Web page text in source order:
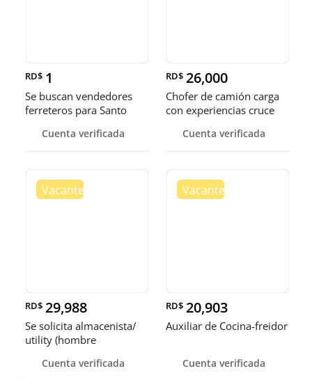
RD$ 1
Se buscan vendedores
ferreteros para Santo
Cuenta verificada
RD$ 26,000
Chofer de camión carga
con experiencias cruce
Cuenta verificada
RD$ 29,988
Se solicita almacenista/
utility (hombre
Cuenta verificada
RD$ 20,903
Auxiliar de Cocina-freidor
Cuenta verificada